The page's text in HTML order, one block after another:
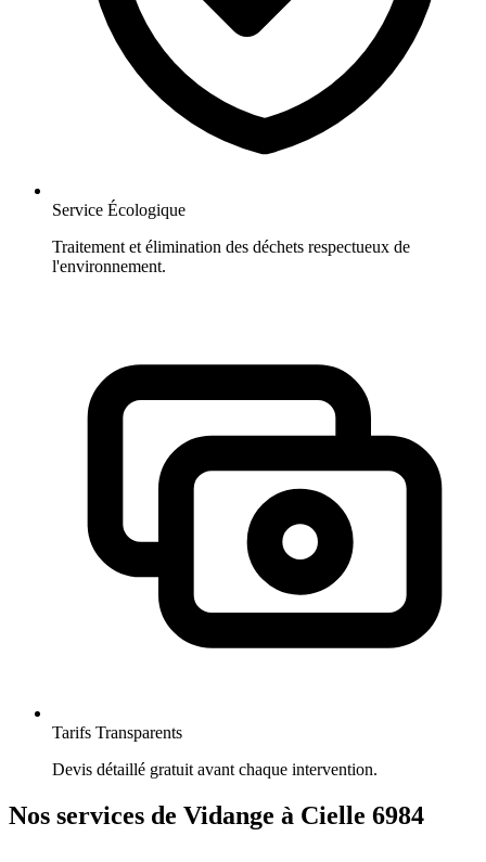
Service Écologique
Traitement et élimination des déchets respectueux de
l'environnement.
Tarifs Transparents
Devis détaillé gratuit avant chaque intervention.
Nos services de Vidange à Cielle 6984